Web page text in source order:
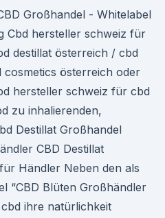
Großhandel - Whitelabel
Cbd hersteller schweiz für
destillat österreich / cbd
cosmetics österreich oder
hersteller schweiz für cbd
zu inhalierenden,
Destillat Großhandel
CBD Destillat
Händler Neben den als
“CBD Blüten Großhändler
ihre natürlichkeit